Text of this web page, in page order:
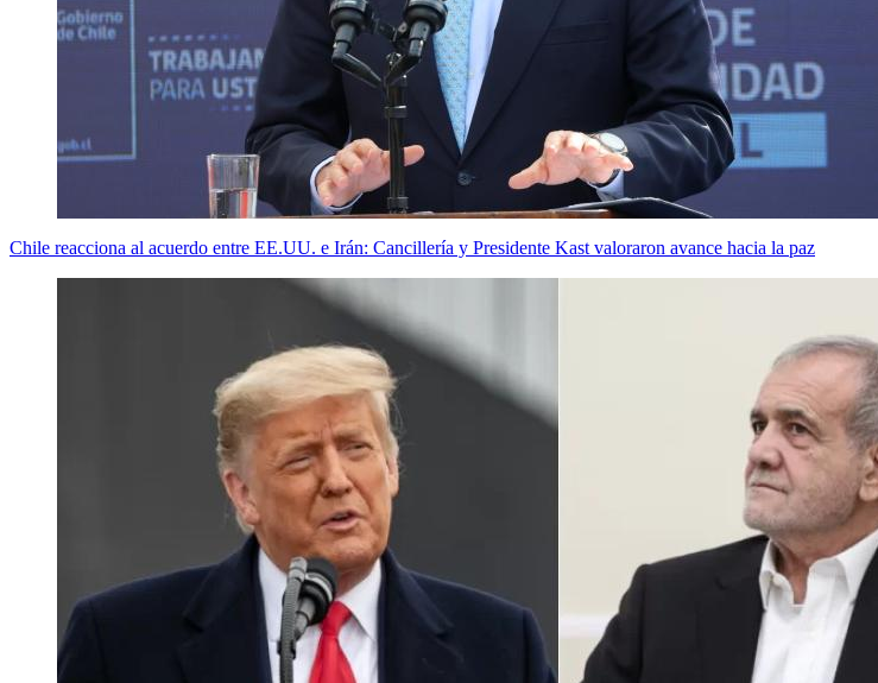
Chile reacciona al acuerdo entre EE.UU. e Irán: Cancillería y Presidente Kast valoraron avance hacia la paz